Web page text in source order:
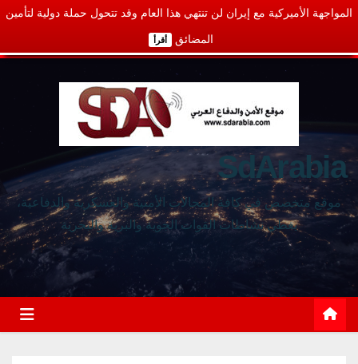
المواجهة الأميركية مع إيران لن تنتهي هذا العام وقد تتحول حملة دولية لتأمين
المضائق أقرأ
SdArabia
موقع متخصص في كافة المجالات الأمنية والعسكرية والدفاعية،
يغطي نشاطات القوات الجوية والبرية والبحرية